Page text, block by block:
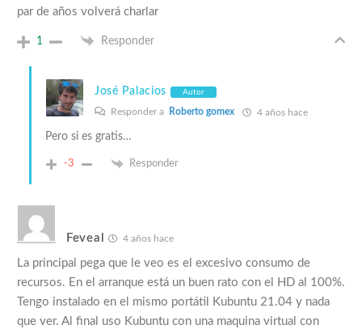
par de años volverá charlar
1 Responder
José Palacios Autor
Responder a Roberto gomex 4 años hace
Pero si es gratis…
-3 Responder
Feveal 4 años hace
La principal pega que le veo es el excesivo consumo de
recursos. En el arranque está un buen rato con el HD al 100%.
Tengo instalado en el mismo portátil Kubuntu 21.04 y nada
que ver. Al final uso Kubuntu con una maquina virtual con